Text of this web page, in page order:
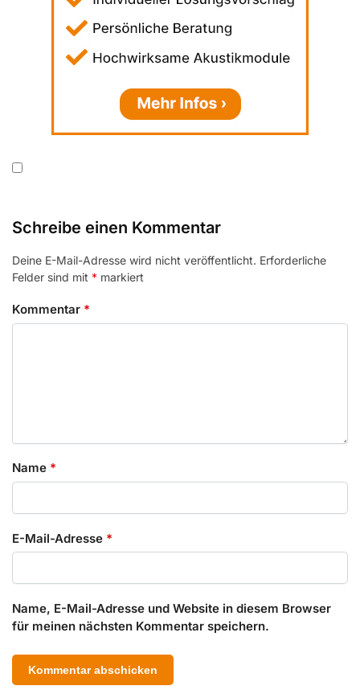
Schreibe einen Kommentar
Deine E-Mail-Adresse wird nicht veröffentlicht. Erforderliche
Felder sind mit * markiert
Kommentar *
Name *
E-Mail-Adresse *
Name, E-Mail-Adresse und Website in diesem Browser
für meinen nächsten Kommentar speichern.